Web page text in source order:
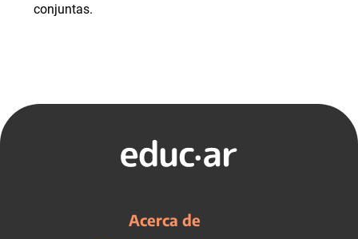
conjuntas.
Acerca de